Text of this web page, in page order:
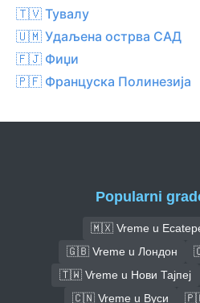
🇹🇻 Тувалу
🇺🇲 Удаљена острва САД
🇫🇯 Фиџи
🇵🇫 Француска Полинезија
Popularni
🇲🇽 Vreme u
🇬🇧 Vreme u Лондон
🇹🇼 Vreme u Нови Тајпеј
🇨🇳 Vreme u Вуси